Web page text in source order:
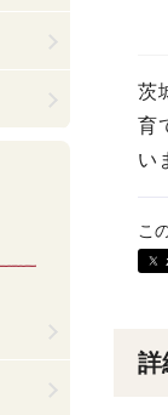
茨
育
い
こ
詳